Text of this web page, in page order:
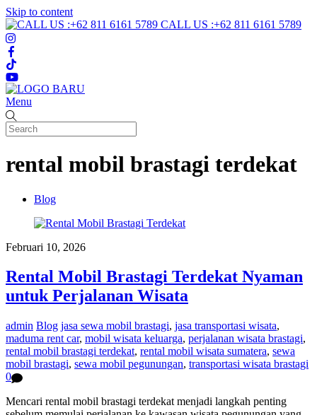
Skip to content
CALL US :+62 811 6161 5789
Menu
rental mobil brastagi terdekat
Blog
Februari 10, 2026
Rental Mobil Brastagi Terdekat Nyaman
untuk Perjalanan Wisata
admin Blog jasa sewa mobil brastagi, jasa transportasi wisata,
maduma rent car, mobil wisata keluarga, perjalanan wisata brastagi,
rental mobil brastagi terdekat, rental mobil wisata sumatera, sewa
mobil brastagi, sewa mobil pegunungan, transportasi wisata brastagi
0
Mencari rental mobil brastagi terdekat menjadi langkah penting